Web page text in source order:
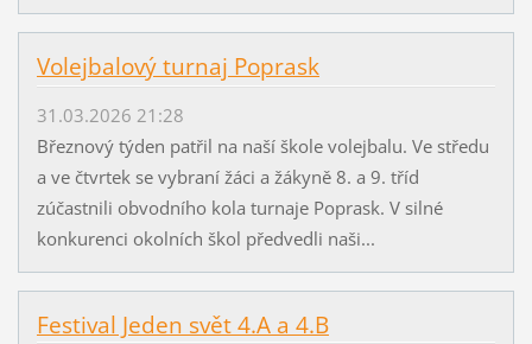
Volejbalový turnaj Poprask
31.03.2026 21:28
Březnový týden patřil na naší škole volejbalu. Ve středu
a ve čtvrtek se vybraní žáci a žákyně 8. a 9. tříd
zúčastnili obvodního kola turnaje Poprask. V silné
konkurenci okolních škol předvedli naši...
Festival Jeden svět 4.A a 4.B